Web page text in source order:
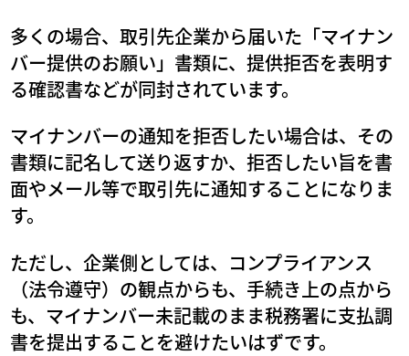
多くの場合、取引先企業から届いた「マイナン
バー提供のお願い」書類に、提供拒否を表明す
る確認書などが同封されています。
マイナンバーの通知を拒否したい場合は、その
書類に記名して送り返すか、拒否したい旨を書
面やメール等で取引先に通知することになりま
す。
ただし、企業側としては、コンプライアンス
（法令遵守）の観点からも、手続き上の点から
も、マイナンバー未記載のまま税務署に支払調
書を提出することを避けたいはずです。